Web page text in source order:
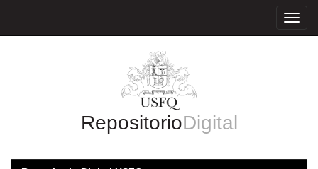
RepositorioDigital